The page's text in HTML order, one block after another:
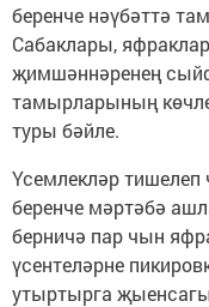
беренче нәүбәттә
Сабаклары,
җимшәннәренең
тамырларының
туры бәйле.
Үсемлекләр тишелеп
беренче мәртәбә
берничә пар чын
үсентеләрне
утыртырга